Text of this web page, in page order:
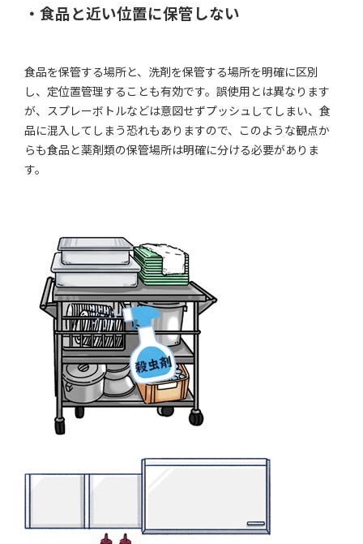
・食品と近い位置に保管しない
食品を保管する場所と、洗剤を保管する場所を明確に区別
し、定位置管理することも有効です。誤使用とは異なります
が、スプレーボトルなどは意図せずプッシュしてしまい、食
品に混入してしまう恐れもありますので、このような観点か
らも食品と薬剤類の保管場所は明確に分ける必要がありま
す。